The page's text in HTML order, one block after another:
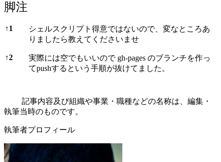
脚注
脚注
↑1
シェルスクリプト得意ではないので、変なところあ
りましたら教えてくださいませ
↑2
実際には空でもいいので gh-pages のブランチを作っ
てpushするという手順が抜けてました。
記事内容及び組織や事業・職種などの名称は、編集・
執筆当時のものです。
執筆者プロフィール